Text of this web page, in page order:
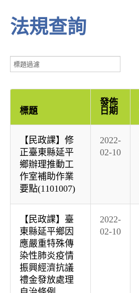
法規查詢
標
題
標題
發佈
日期
【民政課】修
正臺東縣延平
鄉辦理推動工
作室補助作業
要點(1101007)
2022-
02-10
【民政課】臺
東縣延平鄉因
應嚴重特殊傳
染性肺炎疫情
振興經濟抗議
禮金發放處理
2022-
02-10